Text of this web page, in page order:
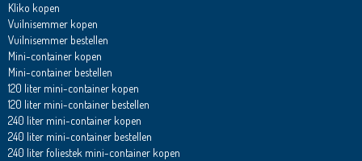
Kliko kopen
Vuilnisemmer kopen
Vuilnisemmer bestellen
Mini-container kopen
Mini-container bestellen
120 liter mini-container kopen
120 liter mini-container bestellen
240 liter mini-container kopen
240 liter mini-container bestellen
240 liter foliestek mini-container kopen